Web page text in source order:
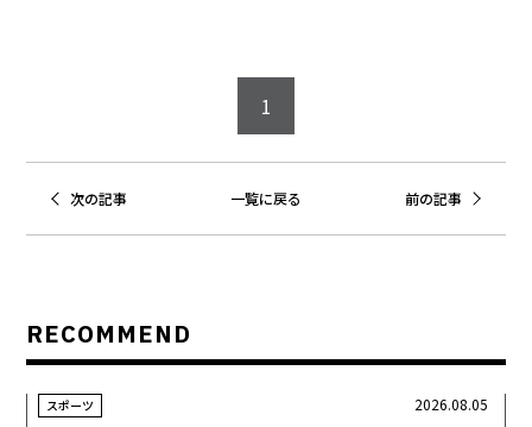
1
次の記事 一覧に戻る 前の記事
RECOMMEND
スポーツ 2026.08.05